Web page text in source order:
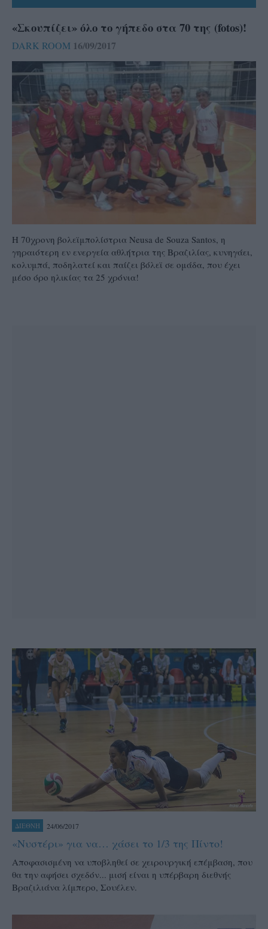
«Σκουπίζει» όλο το γήπεδο στα 70 της (fotos)!
DARK ROOM 16/09/2017
Η 70χρονη βολεϊμπολίστρια Neusa de Souza Santos, η
γηραιότερη εν ενεργεία αθλήτρια της Βραζιλίας, κυνηγάει,
κολυμπά, ποδηλατεί και παίζει βόλεϊ σε ομάδα, που έχει
μέσο όρο ηλικίας τα 25 χρόνια!
ΔΙΕΘΝΗ 24/06/2017
«Νυστέρι» για να… χάσει το 1/3 της Πίντο!
Αποφασισμένη να υποβληθεί σε χειρουργική επέμβαση, που
θα την αφήσει σχεδόν... μισή είναι η υπέρβαρη διεθνής
Βραζιλιάνα λίμπερο, Σουέλεν.